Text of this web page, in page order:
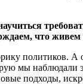
что
политиков. А
мы
подходы,